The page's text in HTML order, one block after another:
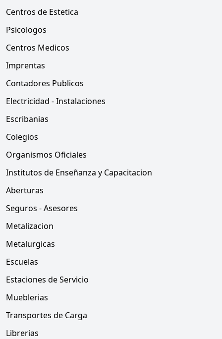
Centros de Estetica
Psicologos
Centros Medicos
Imprentas
Contadores Publicos
Electricidad - Instalaciones
Escribanias
Colegios
Organismos Oficiales
Institutos de Enseñanza y Capacitacion
Aberturas
Seguros - Asesores
Metalizacion
Metalurgicas
Escuelas
Estaciones de Servicio
Mueblerias
Transportes de Carga
Librerias